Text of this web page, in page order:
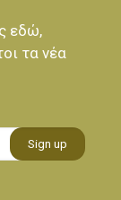
εδώ,
τα νέα